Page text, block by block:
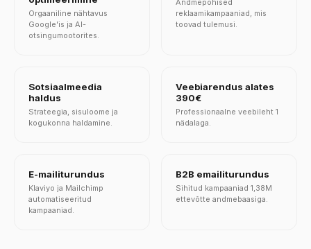
Orgaaniline nähtavus
Google'is ja AI-
otsingumootorites.
Andmepõhised
reklaamikampaaniad, mis
toovad tulemusi.
Sotsiaalmeedia
haldus
Strateegia, sisuloome ja
kogukonna haldamine.
Veebiarendus alates
390€
Professionaalne veebileht 1
nädalaga.
E-mailiturundus
Klaviyo ja Mailchimp
automatiseeritud
kampaaniad.
B2B emailiturundus
Sihitud kampaaniad 1,38M
ettevõtte andmebaasiga.